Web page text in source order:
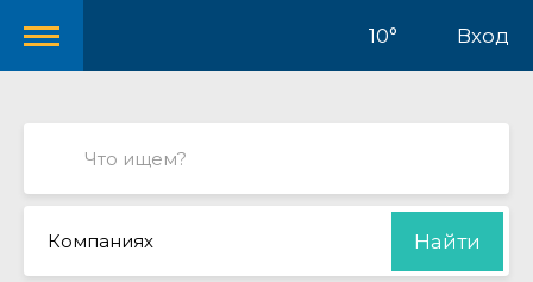
10° Вход
Компаниях Найти